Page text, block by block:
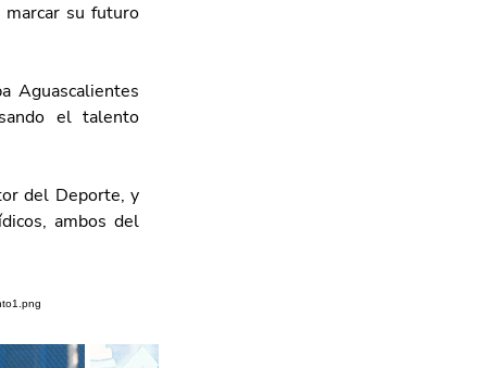
su futuro
Aguascalientes
el talento
del Deporte, y
ambos del